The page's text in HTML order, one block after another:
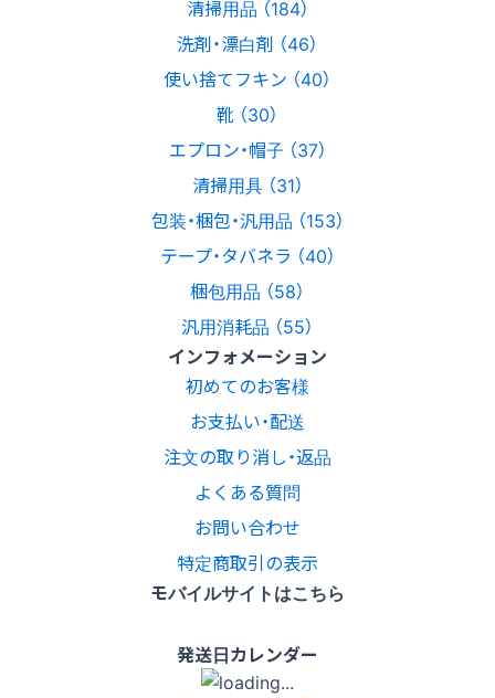
清掃用品 （184）
洗剤・漂白剤 （46）
使い捨てフキン （40）
靴 （30）
エプロン・帽子 （37）
清掃用具 （31）
包装・梱包・汎用品 （153）
テープ・タバネラ （40）
梱包用品 （58）
汎用消耗品 （55）
インフォメーション
初めてのお客様
お支払い・配送
注文の取り消し・返品
よくある質問
お問い合わせ
特定商取引の表示
モバイルサイトはこちら
発送日カレンダー